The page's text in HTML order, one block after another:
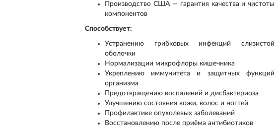
Производство США — гарантия качества и чистоты
компонентов
Способствует:
Устранению грибковых инфекций слизистой
оболочки
Нормализации микрофлоры кишечника
Укреплению иммунитета и защитных функций
организма
Предотвращению воспалений и дисбактериоза
Улучшению состояния кожи, волос и ногтей
Профилактике опухолевых заболеваний
Восстановлению после приёма антибиотиков